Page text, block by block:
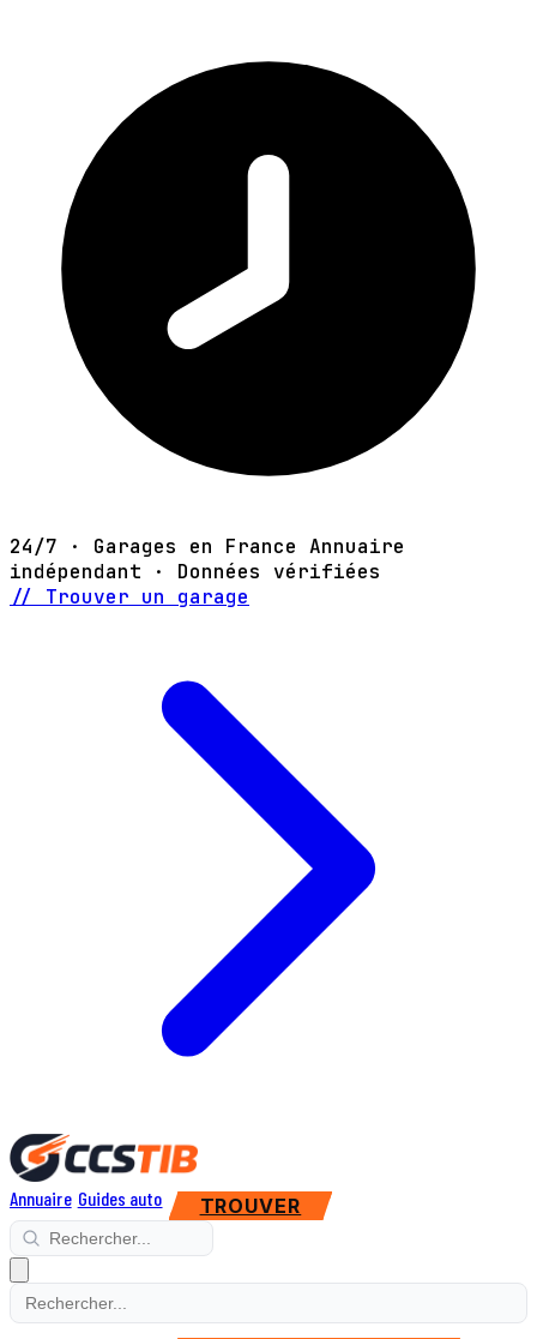
24/7 · Garages en France Annuaire
indépendant · Données vérifiées
// Trouver un garage
Annuaire Guides auto TROUVER